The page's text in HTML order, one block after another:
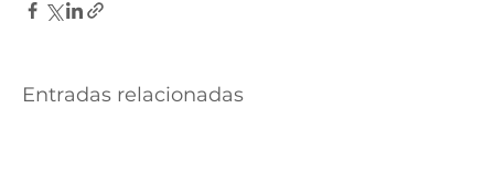
Entradas relacionadas